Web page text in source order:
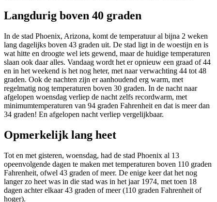
Langdurig boven 40 graden
In de stad Phoenix, Arizona, komt de temperatuur al bijna 2 weken
lang dagelijks boven 43 graden uit. De stad ligt in de woestijn en is
wat hitte en droogte wel iets gewend, maar de huidige temperaturen
slaan ook daar alles. Vandaag wordt het er opnieuw een graad of 44
en in het weekend is het nog heter, met naar verwachting 44 tot 48
graden. Ook de nachten zijn er aanhoudend erg warm, met
regelmatig nog temperaturen boven 30 graden. In de nacht naar
afgelopen woensdag verliep de nacht zelfs recordwarm, met
minimumtemperaturen van 94 graden Fahrenheit en dat is meer dan
34 graden! En afgelopen nacht verliep vergelijkbaar.
Opmerkelijk lang heet
Tot en met gisteren, woensdag, had de stad Phoenix al 13
opeenvolgende dagen te maken met temperaturen boven 110 graden
Fahrenheit, ofwel 43 graden of meer. De enige keer dat het nog
langer zo heet was in die stad was in het jaar 1974, met toen 18
dagen achter elkaar 43 graden of meer (110 graden Fahrenheit of
hoger).